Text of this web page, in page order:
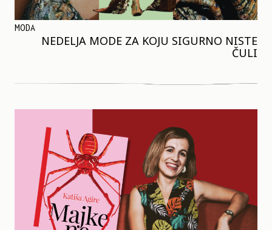
MODA
NEDELJA MODE ZA KOJU SIGURNO NISTE
ČULI